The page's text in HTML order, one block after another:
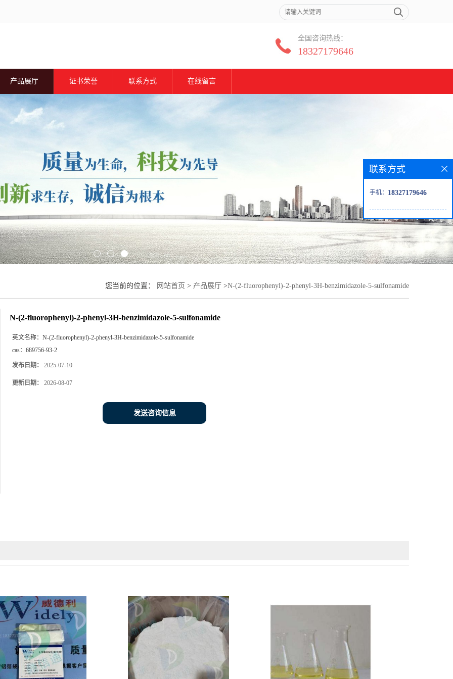
全国咨询热线：
18327179646
产品展厅 证书荣誉 联系方式 在线留言
您当前的位置： 网站首页 > 产品展厅 >N-(2-fluorophenyl)-2-phenyl-3H-benzimidazole-5-sulfonamide
N-(2-fluorophenyl)-2-phenyl-3H-benzimidazole-5-sulfonamide
英文名称： N-(2-fluorophenyl)-2-phenyl-3H-benzimidazole-5-sulfonamide
cas： 689756-93-2
发布日期： 2025-07-10
更新日期： 2026-08-07
发送咨询信息
联系方式
手机： 18327179646